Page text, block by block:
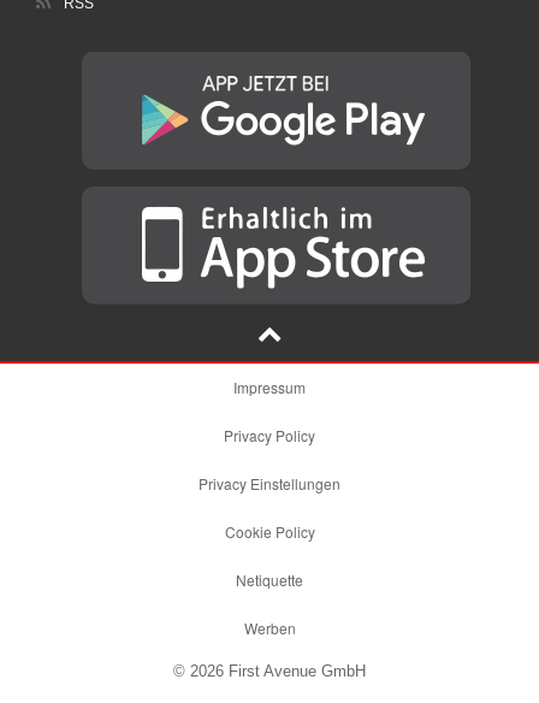
RSS
Impressum
Privacy Policy
Privacy Einstellungen
Cookie Policy
Netiquette
Werben
© 2026 First Avenue GmbH